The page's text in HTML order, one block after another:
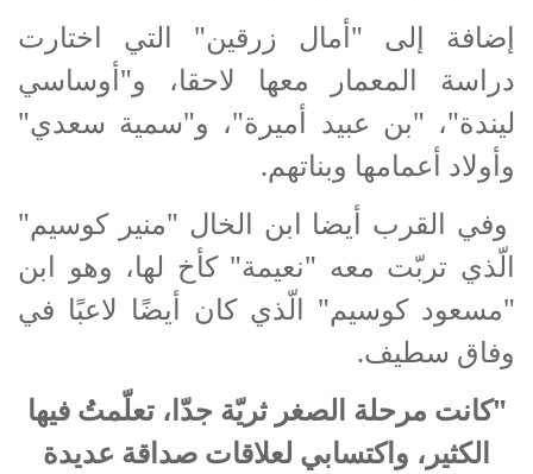
إضافة إلى "أمال زرقين" التي اختارت
دراسة المعمار معها لاحقا، و"أوساسي
ليندة"، "بن عبيد أميرة"، و"سمية سعدي"
وأولاد أعمامها وبناتهم.
وفي القرب أيضا ابن الخال "منير كوسيم"
الّذي تربّت معه "نعيمة" كأخ لها، وهو ابن
"مسعود كوسيم" الّذي كان أيضًا لاعبًا في
وفاق سطيف.
"كانت مرحلة الصغر ثريّة جدّا، تعلّمتُ فيها
الكثير، واكتسابي لعلاقات صداقة عديدة